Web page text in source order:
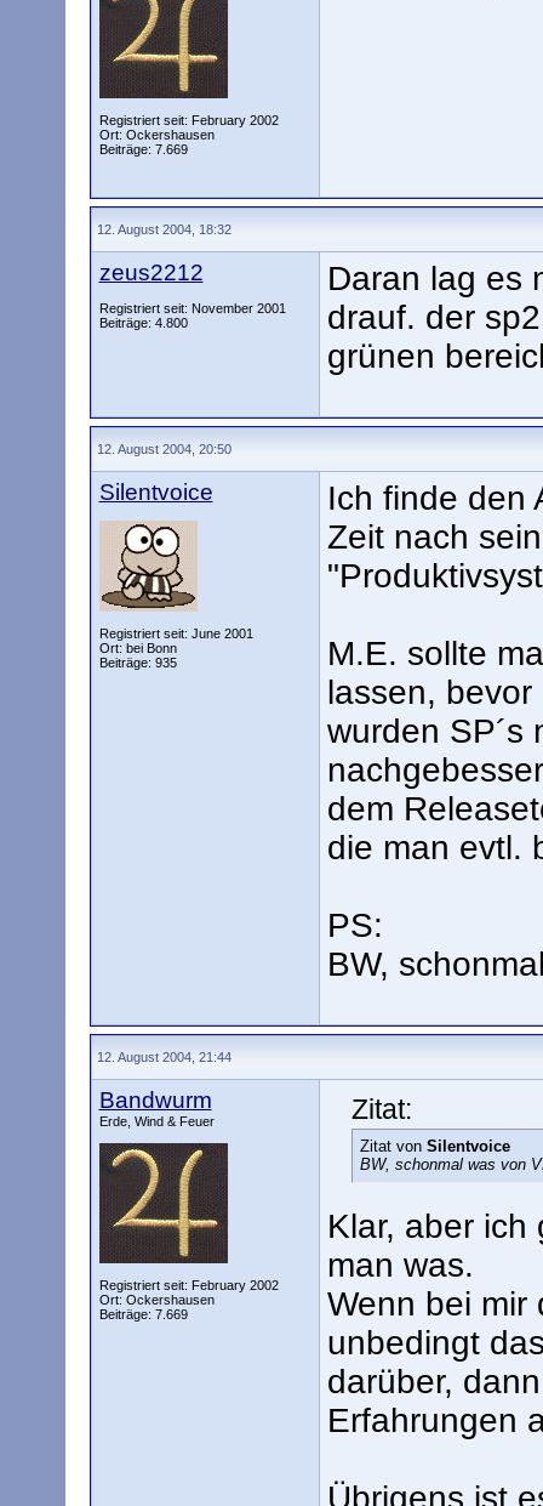
Registriert seit: February 2002
Ort: Ockershausen
Beiträge: 7.669
12. August 2004, 18:32
zeus2212
Registriert seit: November 2001
Beiträge: 4.800
Daran lag es
drauf. der
grünen
12. August 2004, 20:50
Silentvoice
Registriert seit: June 2001
Ort: bei Bonn
Beiträge: 935
Ich finde den
Zeit nach
M.E. sollte
lassen,
wurden SP´s
dem
die man evtl.
PS:
BW,
12. August 2004, 21:44
Bandwurm
Erde, Wind & Feuer
Registriert seit: February 2002
Ort: Ockershausen
Beiträge: 7.669
Zitat:
Zitat von Silentvoice
BW, schonmal was von
Klar, aber ich
man was.
Wenn bei mir
unbedingt
darüber,
Erfahrungen
Übrigens ist